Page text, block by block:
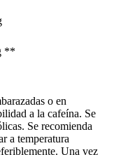
**
o en
a la cafeína. Se
Se recomienda
a temperatura
Una vez